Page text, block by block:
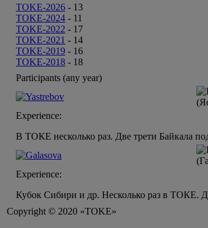
TOKE-2026 - 13
TOKE-2024 - 11
TOKE-2022 - 17
TOKE-2021 - 14
TOKE-2019 - 16
TOKE-2018 - 18
Participants (any year)
Experience:
В ТОКЕ несколько раз. Две трети Байкала
Experience:
Кубок Сибири и др. Несколько раз в ТОКЕ.
Copyright © 2020 «TOKE»